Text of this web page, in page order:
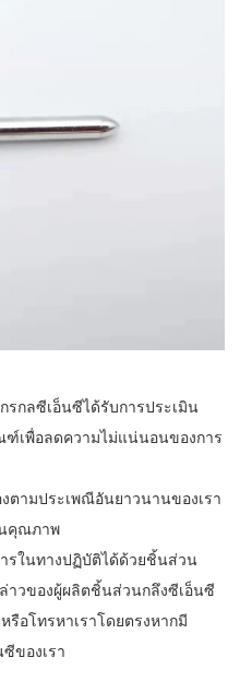
รกลซีเอ็นซีได้รับการประเมิน
เพื่อลดความไม่แน่นอนของการ
ตามประเพณีอันยาวนานของเรา
นคุณภาพ
รในทางปฏิบัติได้ด้วยชิ้นส่วน
าวของผู้ผลิตชิ้นส่วนกลึงซีเอ็นซี
รือโทรหาเราโดยตรงหากมี
ของเรา